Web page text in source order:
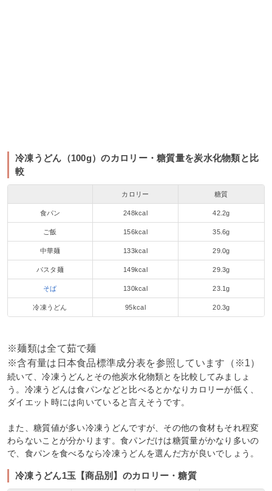
冷凍うどん（100g）のカロリー・糖質量を炭水化物類と比
較
カロリー 糖質
食パン 248kcal 42.2g
ご飯 156kcal 35.6g
中華麺 133kcal 29.0g
パスタ麺 149kcal 29.3g
そば 130kcal 23.1g
冷凍うどん 95kcal 20.3g
※麺類は全て茹で麺
※含有量は日本食品標準成分表を参照しています（※1）
続いて、冷凍うどんとその他炭水化物類とを比較してみましょ
う。冷凍うどんは食パンなどと比べるとかなりカロリーが低く、
ダイエット時には向いていると言えそうです。
また、糖質値が多い冷凍うどんですが、その他の食材もそれ程変
わらないことが分かります。食パンだけは糖質量がかなり多いの
で、食パンを食べるなら冷凍うどんを選んだ方が良いでしょう。
冷凍うどん1玉【商品別】のカロリー・糖質